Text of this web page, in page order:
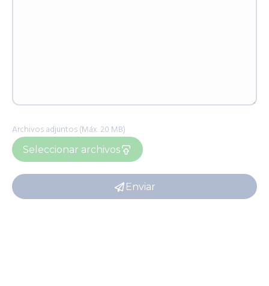
Archivos adjuntos (Máx. 20 MB)
Seleccionar archivos
Enviar